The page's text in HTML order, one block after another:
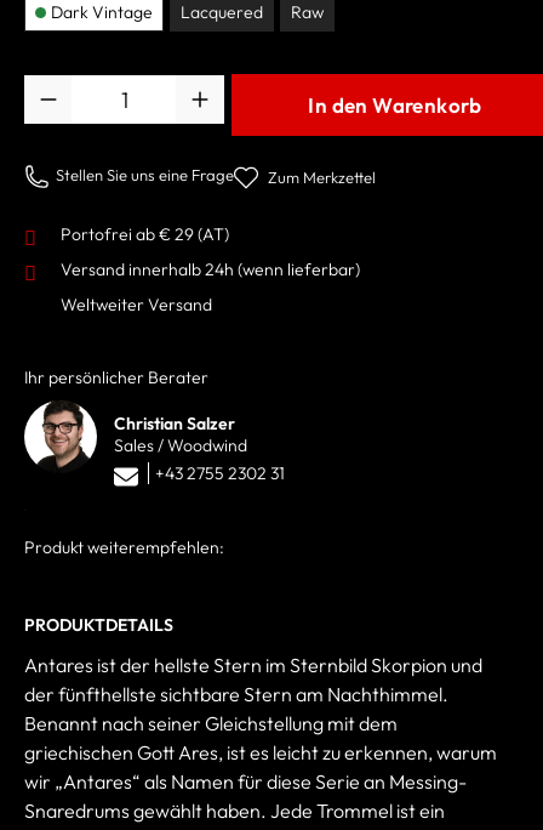
Dark Vintage Lacquered Raw
In den Warenkorb
Stellen Sie uns eine Frage Zum Merkzettel
Portofrei ab € 29 (AT)
Versand innerhalb 24h (wenn lieferbar)
Weltweiter Versand
Ihr persönlicher Berater
Christian Salzer
Sales / Woodwind
+43 2755 2302 31
Produkt weiterempfehlen:
PRODUKTDETAILS
Antares ist der hellste Stern im Sternbild Skorpion und
der fünfthellste sichtbare Stern am Nachthimmel.
Benannt nach seiner Gleichstellung mit dem
griechischen Gott Ares, ist es leicht zu erkennen, warum
wir „Antares“ als Namen für diese Serie an Messing-
Snaredrums gewählt haben. Jede Trommel ist ein